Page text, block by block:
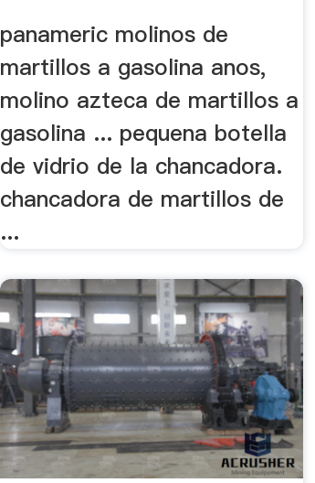
panameric molinos de
martillos a gasolina anos,
molino azteca de martillos a
gasolina ... pequena botella
de vidrio de la chancadora.
chancadora de martillos de
...